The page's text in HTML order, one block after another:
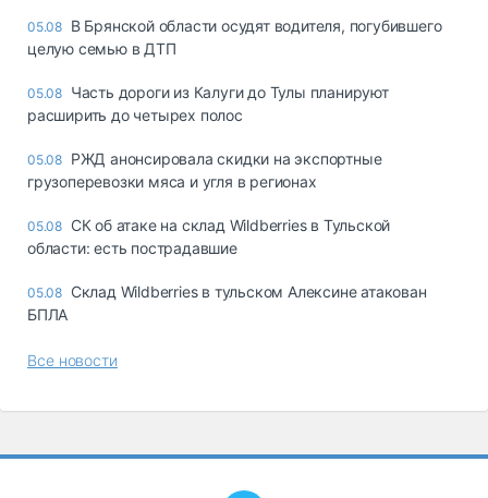
05.08 В Брянской области осудят водителя, погубившего
целую семью в ДТП
05.08 Часть дороги из Калуги до Тулы планируют
расширить до четырех полос
05.08 РЖД анонсировала скидки на экспортные
грузоперевозки мяса и угля в регионах
05.08 СК об атаке на склад Wildberries в Тульской
области: есть пострадавшие
05.08 Склад Wildberries в тульском Алексине атакован
БПЛА
Все новости